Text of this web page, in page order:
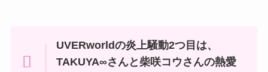
UVERworldの炎上騒動2つ目は、
TAKUYA∞さんと柴咲コウさんの熱愛